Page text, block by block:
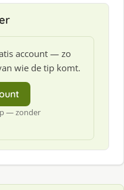
account — zo
wie de tip komt.
— zonder